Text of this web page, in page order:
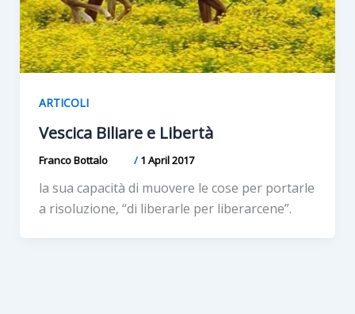
ARTICOLI
Vescica Biliare e Libertà
Franco Bottalo /1 April 2017
la sua capacità di muovere le cose per portarle
a risoluzione, “di liberarle per liberarcene”.